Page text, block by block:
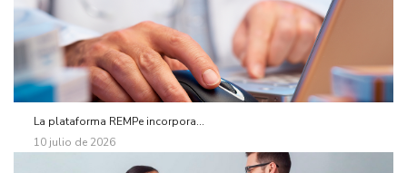
La plataforma REMPe incorpora...
10 julio de 2026